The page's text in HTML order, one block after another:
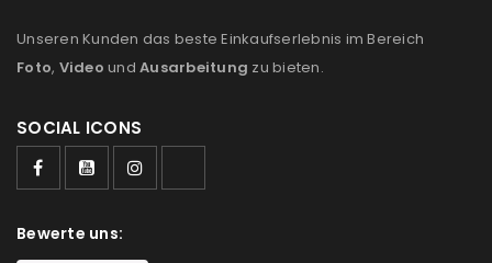
Unseren Kunden das beste Einkaufserlebnis im Bereich
Foto, Video und Ausarbeitung zu bieten.
SOCIAL ICONS
Bewerte uns: